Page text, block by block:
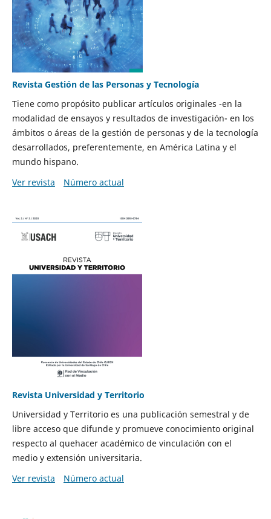
Revista Gestión de las Personas y Tecnología
Tiene como propósito publicar artículos originales -en la
modalidad de ensayos y resultados de investigación- en los
ámbitos o áreas de la gestión de personas y de la tecnología
desarrollados, preferentemente, en América Latina y el
mundo hispano.
Ver revista
Número actual
Revista Universidad y Territorio
Universidad y Territorio es una publicación semestral y de
libre acceso que difunde y promueve conocimiento original
respecto al quehacer académico de vinculación con el
medio y extensión universitaria.
Ver revista
Número actual